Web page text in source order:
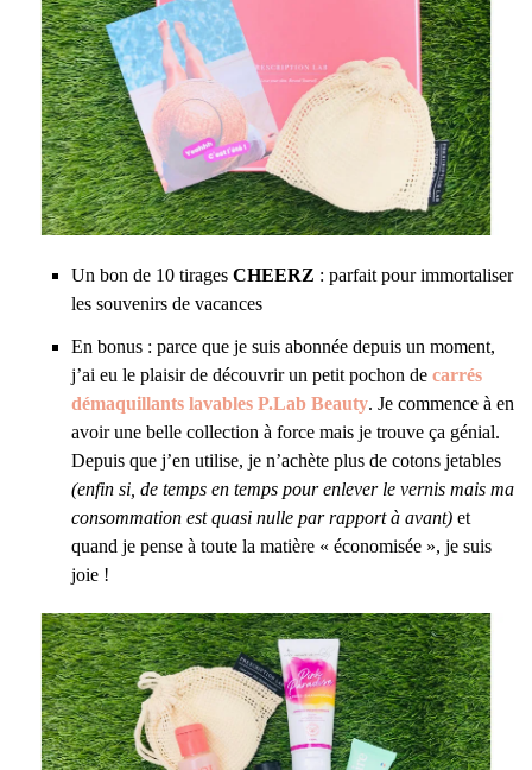
Un bon de 10 tirages CHEERZ : parfait pour immortaliser
les souvenirs de vacances
En bonus : parce que je suis abonnée depuis un moment,
j’ai eu le plaisir de découvrir un petit pochon de carrés
démaquillants lavables P.Lab Beauty. Je commence à en
avoir une belle collection à force mais je trouve ça génial.
Depuis que j’en utilise, je n’achète plus de cotons jetables
(enfin si, de temps en temps pour enlever le vernis mais ma
consommation est quasi nulle par rapport à avant) et
quand je pense à toute la matière « économisée », je suis
joie !